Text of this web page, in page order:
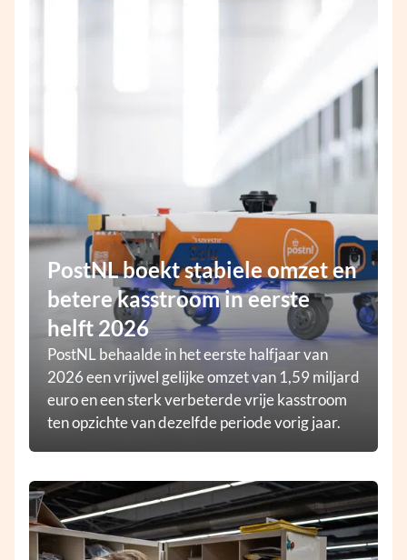
PostNL boekt stabiele omzet en
betere kasstroom in eerste
helft 2026
PostNL behaalde in het eerste halfjaar van
2026 een vrijwel gelijke omzet van 1,59 miljard
euro en een sterk verbeterde vrije kasstroom
ten opzichte van dezelfde periode vorig jaar.